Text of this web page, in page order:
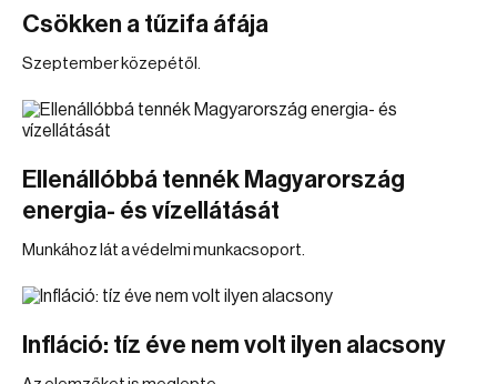
Csökken a tűzifa áfája
Szeptember közepétől.
Ellenállóbbá tennék Magyarország
energia- és vízellátását
Munkához lát a védelmi munkacsoport.
Infláció: tíz éve nem volt ilyen alacsony